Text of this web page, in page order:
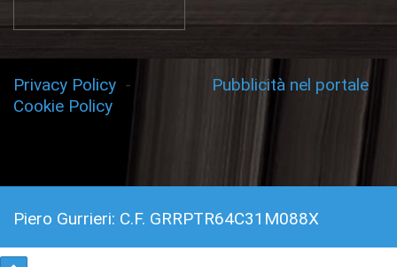
Privacy Policy -
Cookie Policy
Pubblicità nel portale
Piero Gurrieri: C.F. GRRPTR64C31M088X